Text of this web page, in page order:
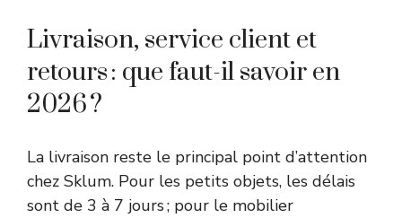
Livraison, service client et
retours : que faut-il savoir en
2026 ?
La livraison reste le principal point d’attention
chez Sklum. Pour les petits objets, les délais
sont de 3 à 7 jours ; pour le mobilier